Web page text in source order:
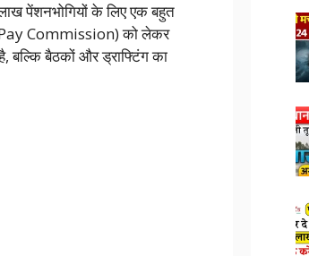
पेंशनभोगियों के लिए एक बहुत
Commission) को लेकर
बल्कि बैठकों और ड्राफ्टिंग का